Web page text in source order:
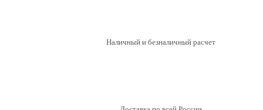
Наличный и безналичный расчет